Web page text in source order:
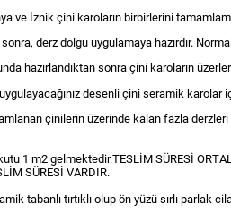
ve İznik çini karoların birbirlerini
derz dolgu uygulamaya hazırdır.
hazırlandıktan sonra çini karoların
desenli çini seramik
çinilerin üzerinde kalan fazla derzleri
1 m2 gelmektedir.TESLİM SÜRESİ
SÜRESİ VARDIR.
tabanlı tırtıklı olup ön yüzü sırlı parlak